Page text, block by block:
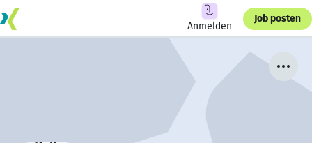
Anmelden
Job posten